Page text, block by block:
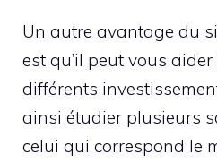
Un autre avantage du
est qu’il peut vous
différents
ainsi étudier plusieurs
celui qui correspond le